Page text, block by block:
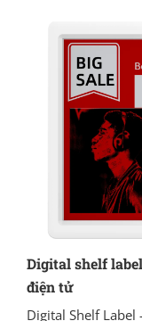
Digital shelf
điện tử
Digital Shelf Label